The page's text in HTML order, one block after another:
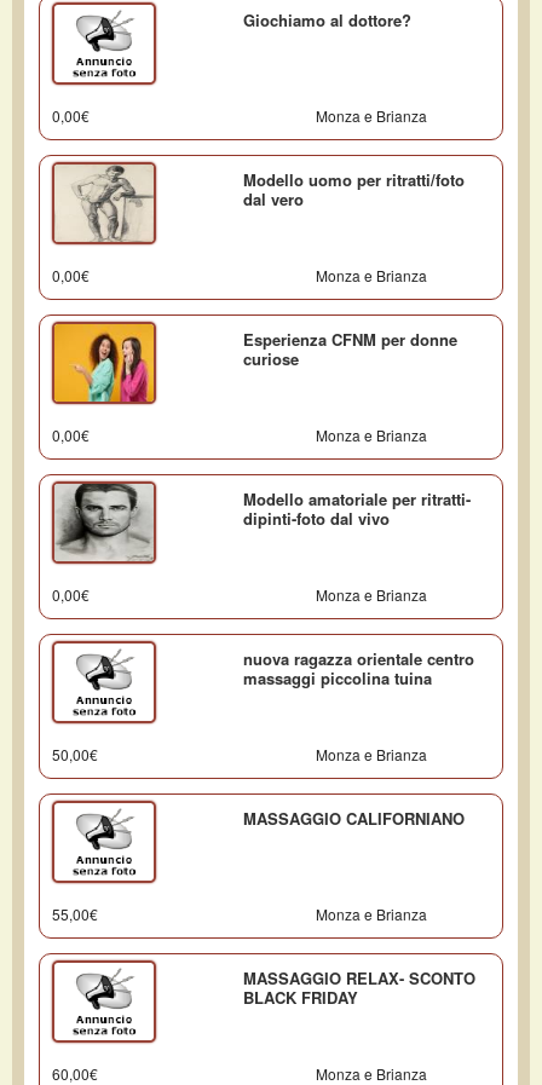
Giochiamo al dottore?
0,00€ Monza e Brianza
Modello uomo per ritratti/foto
dal vero
0,00€ Monza e Brianza
Esperienza CFNM per donne
curiose
0,00€ Monza e Brianza
Modello amatoriale per ritratti-
dipinti-foto dal vivo
0,00€ Monza e Brianza
nuova ragazza orientale centro
massaggi piccolina tuina
50,00€ Monza e Brianza
MASSAGGIO CALIFORNIANO
55,00€ Monza e Brianza
MASSAGGIO RELAX- SCONTO
BLACK FRIDAY
60,00€ Monza e Brianza